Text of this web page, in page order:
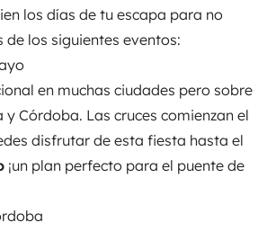
los días de tu escapa para no
de los siguientes eventos:
en muchas ciudades pero sobre
Córdoba. Las cruces comienzan el
disfrutar de esta fiesta hasta el
¡un plan perfecto para el puente de